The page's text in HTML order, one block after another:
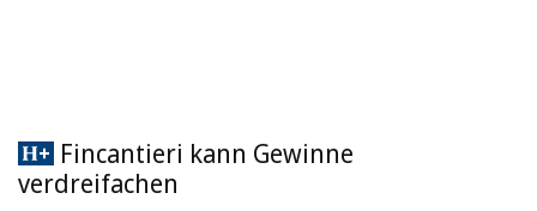
Fincantieri kann Gewinne
verdreifachen